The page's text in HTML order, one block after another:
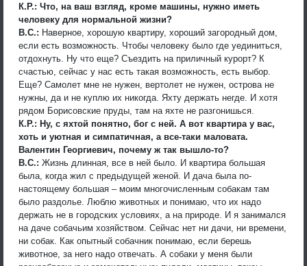
К.Р.: Что, на ваш взгляд, кроме машины, нужно иметь
человеку для нормальной жизни?
В.С.: Наверное, хорошую квартиру, хороший загородный дом,
если есть возможность. Чтобы человеку было где уединиться,
отдохнуть. Ну что еще? Съездить на приличный курорт? К
счастью, сейчас у нас есть такая возможность, есть выбор.
Еще? Самолет мне не нужен, вертолет не нужен, острова не
нужны, да и не куплю их никогда. Яхту держать негде. И хотя
рядом Борисовские пруды, там на яхте не разгонишься.
К.Р.: Ну, с яхтой понятно, бог с ней. А вот квартира у вас,
хоть и уютная и симпатичная, а все-таки маловата.
Валентин Георгиевич, почему ж так вышло-то?
В.С.: Жизнь длинная, все в ней было. И квартира большая
была, когда жил с предыдущей женой. И дача была по-
настоящему большая – моим многочисленным собакам там
было раздолье. Люблю животных и понимаю, что их надо
держать не в городских условиях, а на природе. И я занимался
на даче собачьим хозяйством. Сейчас нет ни дачи, ни времени,
ни собак. Как опытный собачник понимаю, если берешь
животное, за него надо отвечать. А собаки у меня были